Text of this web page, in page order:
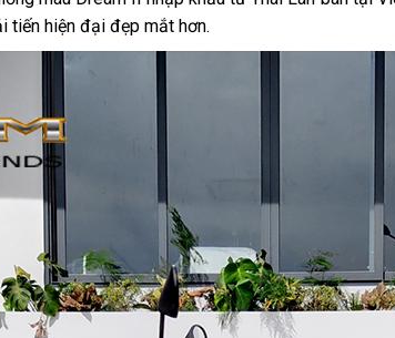
tiến hiện đại đẹp mắt hơn.